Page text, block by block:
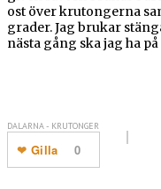
ost över krutongerna
grader. Jag brukar
nästa gång ska jag ha
DALARNA - KRUTONGER
0
Gilla